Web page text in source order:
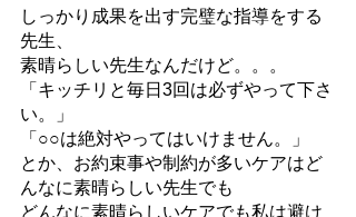
しっかり成果を出す完璧な指導をする
先生、
素晴らしい先生なんだけど。。。
「キッチリと毎日3回は必ずやって下さ
い。」
「○○は絶対やってはいけません。」
とか、お約束事や制約が多いケアはど
んなに素晴らしい先生でも
どんなに素晴らしいケアでも私は避け